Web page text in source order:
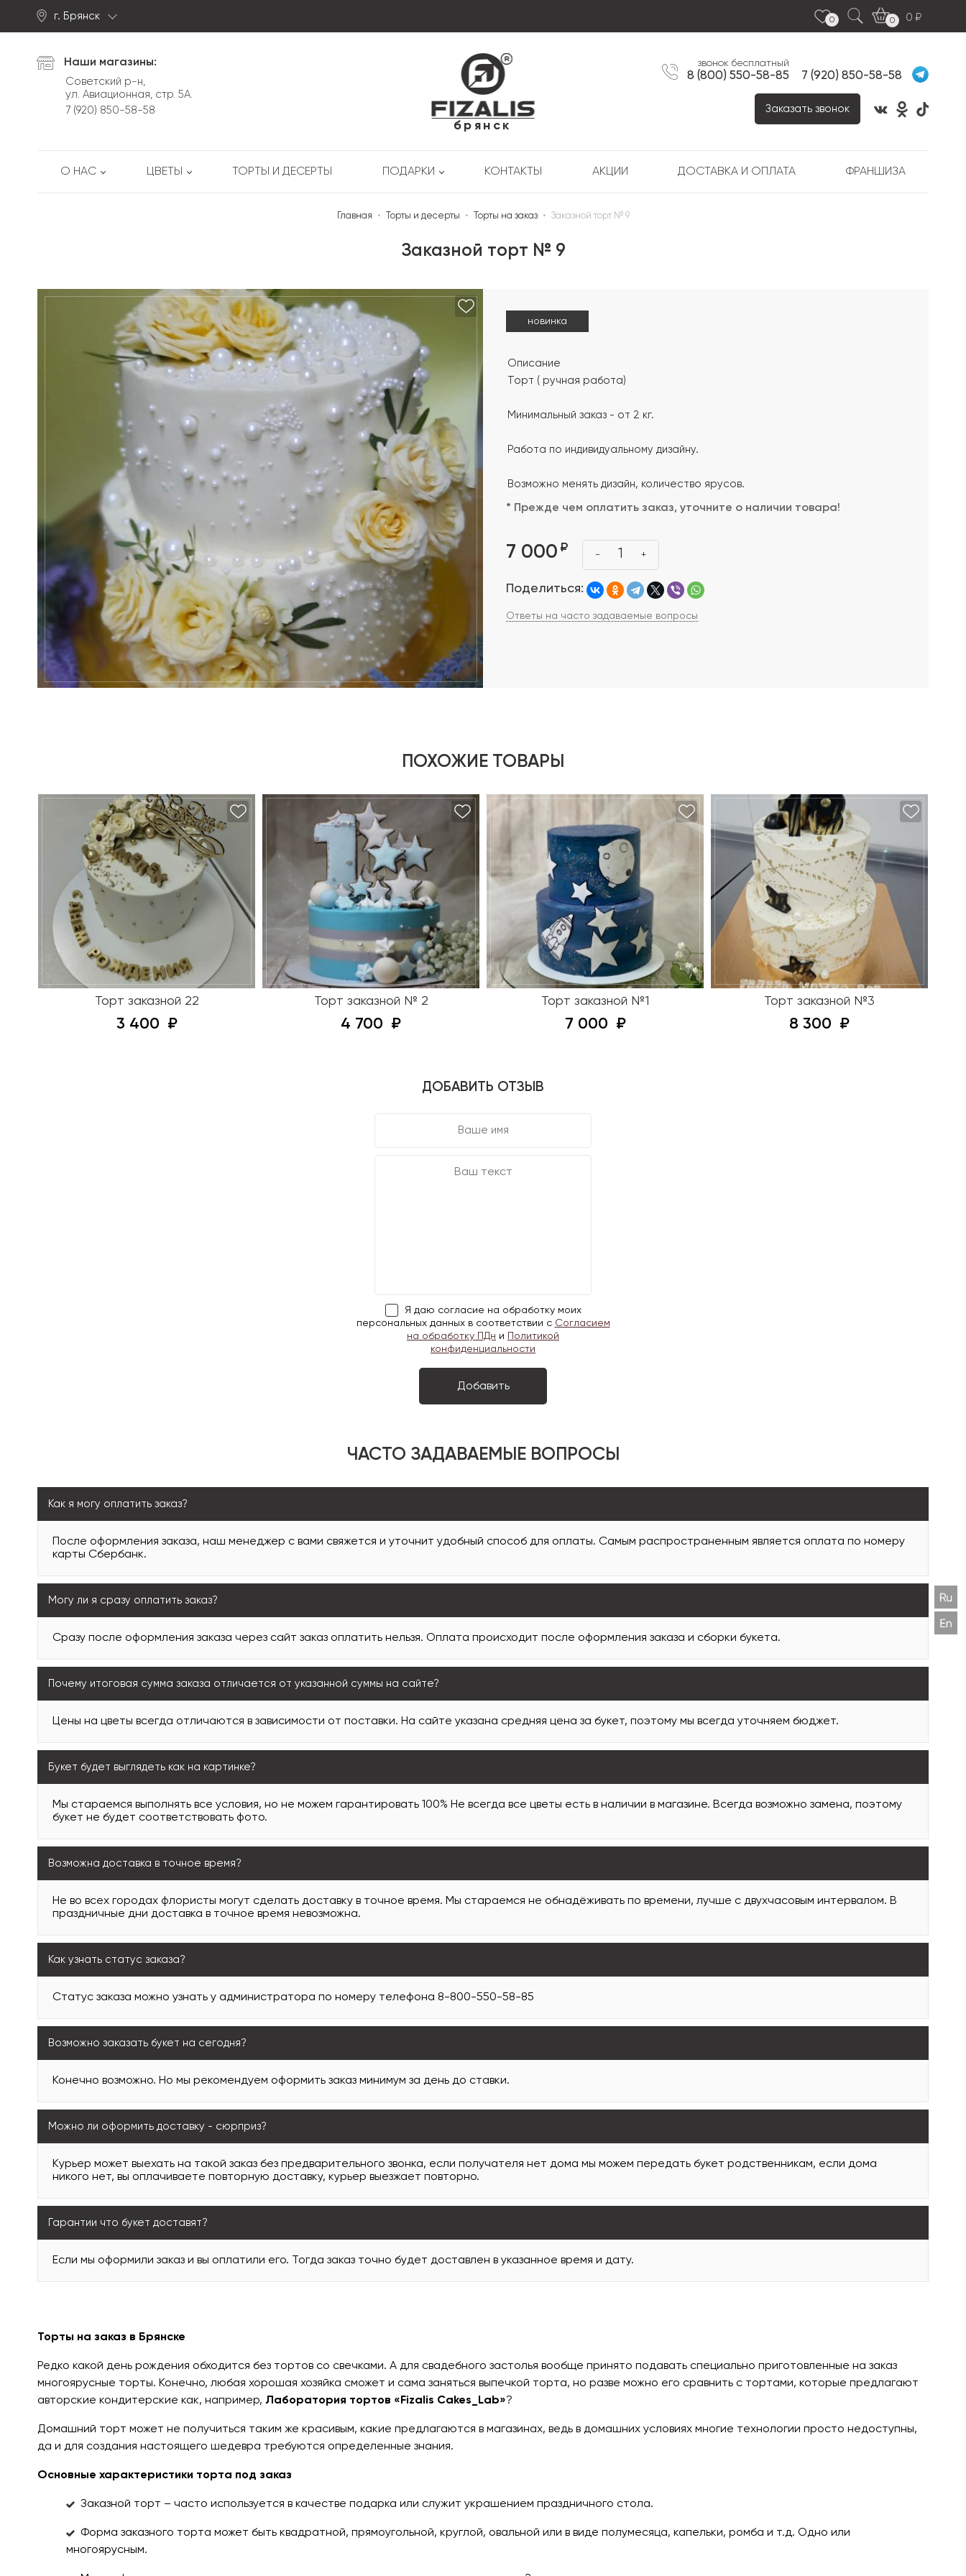
г. Брянск 0 0
0
брянск
Наши магазины:
Советский р-н,
ул. Авиационная, стр. 5А.
7 (920) 850-58-58
8 (800) 550-58-85
звонок бесплатный
7 (920) 850-58-58
Заказать звонок
О НАС ЦВЕТЫ ТОРТЫ И ДЕСЕРТЫ ПОДАРКИ КОНТАКТЫ АКЦИИ ДОСТАВКА И ОПЛАТА ФРАНШИЗА
Главная • Торты и десерты • Торты на заказ • Заказной торт № 9
Заказной торт № 9
новинка
Описание
Торт ( ручная работа)
Минимальный заказ - от 2 кг.
Работа по индивидуальному дизайну.
Возможно менять дизайн, количество ярусов.
* Прежде чем оплатить заказ, уточните о наличии товара!
7 000 ₽
- 1 +
Поделиться:
Ответы на часто задаваемые вопросы
ПОХОЖИЕ ТОВАРЫ
Торт заказной 22
3 400
Торт заказной № 2
4 700
Торт заказной №1
7 000
Торт заказной №3
8 300
ДОБАВИТЬ ОТЗЫВ
Я даю согласие на обработку моих
персональных данных в соответствии с Согласием
на обработку ПДн и
Политикой
конфиденциальности
ЧАСТО ЗАДАВАЕМЫЕ ВОПРОСЫ
Как я могу оплатить заказ?
После оформления заказа, наш менеджер с вами свяжется и уточнит удобный способ для оплаты. Самым распространенным является оплата по номеру
карты Сбербанк.
Могу ли я сразу оплатить заказ?
Сразу после оформления заказа через сайт заказ оплатить нельзя. Оплата происходит после оформления заказа и сборки букета.
Почему итоговая сумма заказа отличается от указанной суммы на сайте?
Цены на цветы всегда отличаются в зависимости от поставки. На сайте указана средняя цена за букет, поэтому мы всегда уточняем бюджет.
Букет будет выглядеть как на картинке?
Мы стараемся выполнять все условия, но не можем гарантировать 100% Не всегда все цветы есть в наличии в магазине. Всегда возможно замена, поэтому
букет не будет соответствовать фото.
Возможна доставка в точное время?
Не во всех городах флористы могут сделать доставку в точное время. Мы стараемся не обнадёживать по времени, лучше с двухчасовым интервалом. В
праздничные дни доставка в точное время невозможна.
Как узнать статус заказа?
Статус заказа можно узнать у администратора по номеру телефона 8-800-550-58-85
Возможно заказать букет на сегодня?
Конечно возможно. Но мы рекомендуем оформить заказ минимум за день до ставки.
Можно ли оформить доставку - сюрприз?
Курьер может выехать на такой заказ без предварительного звонка, если получателя нет дома мы можем передать букет родственникам, если дома
никого нет, вы оплачиваете повторную доставку, курьер выезжает повторно.
Гарантии что букет доставят?
Если мы оформили заказ и вы оплатили его. Тогда заказ точно будет доставлен в указанное время и дату.
Торты на заказ в Брянске
Редко какой день рождения обходится без тортов со свечками. А для свадебного застолья вообще принято подавать специально приготовленные на заказ
многоярусные торты. Конечно, любая хорошая хозяйка сможет и сама заняться выпечкой торта, но разве можно его сравнить с тортами, которые предлагают
авторские кондитерские как, например, Лаборатория тортов «Fizalis Cakes_Lab»?
Домашний торт может не получиться таким же красивым, какие предлагаются в магазинах, ведь в домашних условиях многие технологии просто недоступны,
да и для создания настоящего шедевра требуются определенные знания.
Основные характеристики торта под заказ
Заказной торт – часто используется в качестве подарка или служит украшением праздничного стола.
Форма заказного торта может быть квадратной, прямоугольной, круглой, овальной или в виде полумесяца, капельки, ромба и т.д. Одно или
многоярусным.